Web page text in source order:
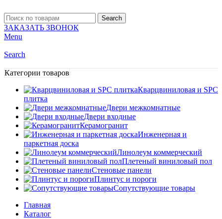
Search
ЗАКАЗАТЬ ЗВОНОК
Menu
Search
Категории товаров
Кварцвиниловая и SPC
плитка
Двери межкомнатные
Двери входные
Керамогранит
Инженерная и
паркетная доска
Линолеум коммерческий
Плетеный виниловый пол
Стеновые панели
Плинтус и пороги
Сопутствующие товары
Главная
Каталог